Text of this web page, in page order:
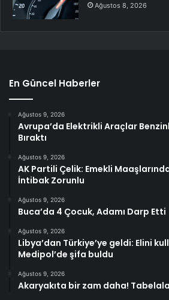
Ağustos 8, 2026
En Güncel Haberler
Ağustos 9, 2026
Avrupa’da Elektrikli Araçlar
Bıraktı
Ağustos 9, 2026
AK Partili Çelik: Emekli
İntibak Zorunlu
Ağustos 9, 2026
Buca’da 4 Çocuk, Adamı Darp Etti
Ağustos 9, 2026
Libya’dan Türkiye’ye geldi: Elini
Medipol’de şifa buldu
Ağustos 9, 2026
Akaryakıta bir zam daha!